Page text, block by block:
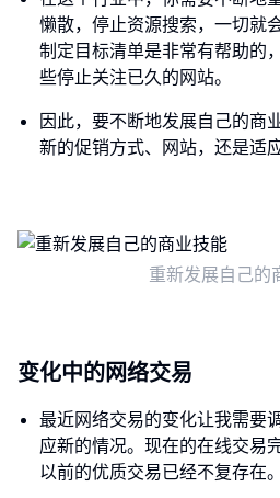
懒散，停止资源搜索，一切就
制定目标清单是非常有帮助的
些停止关注已久的网站。
因此，要不断地发展自己的商
新的促销方式、网站，还是适
重新发展自己的
变化中的网络交易
最近网络交易的变化让我需要
应新的情况。现在的在线交易
以前的优质交易已经不复存在。